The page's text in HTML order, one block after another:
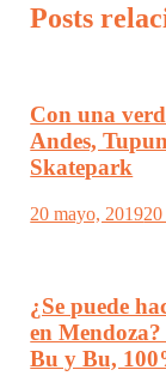
Posts
Con una
Andes,
Skatepark
20 mayo, 2019
¿Se puede
en Mendoza?
Bu y Bu,